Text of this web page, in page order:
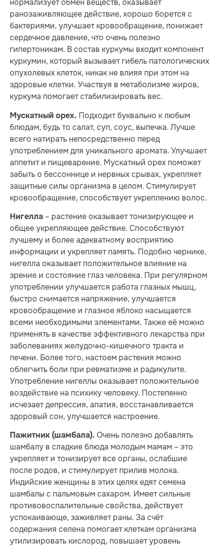
нормализует обмен веществ, оказывает
ранозаживляющее действие, хорошо борется с
бактериями, улучшает кровообращение, понижает
сердечное давление, что очень полезно
гипертоникам. В состав куркумы входит компонент
куркумин, который вызывает гибель патологических
опухолевых клеток, никак не влияя при этом на
здоровые клетки. Участвуя в метаболизме жиров,
куркума помогает стабилизировать вес.
Мускатный орех. Подходит буквально к любым
блюдам, будь то салат, суп, соус, выпечка. Лучше
всего натирать непосредственно перед
употреблением для уникального аромата. Улучшает
аппетит и пищеварение. Мускатный орех поможет
забыть о бессоннице и нервных срывах, укрепляет
защитные силы организма в целом. Стимулирует
кровообращение, способствует укреплению волос.
Нигелла – растение оказывает тонизирующее и
общее укрепляющее действие. Способствуют
лучшему и более адекватному восприятию
информации и укрепляет память. Подобно чернике,
нигелла оказывает положительное влияние на
зрение и состояние глаз человека. При регулярном
употреблении улучшается работа глазных мышц,
быстро снимается напряжение, улучшается
кровообращение и глазное яблоко насыщается
всеми необходимыми элементами. Также её можно
применять в качестве эффективного лекарства при
заболеваниях желудочно-кишечного тракта и
печени. Более того, настоем растения можно
облегчить боли при ревматизме и радикулите.
Употребление нигеллы оказывает положительное
воздействие на психику человеку. Постепенно
исчезает депрессия, апатия, восстанавливается
здоровый сон, улучшается настроение.
Пажитник (шамбала). Очень полезно добавлять
шамбалу в сладкие блюда молодым мамам – это
укрепляет и тонизирует все органы, ослабшие
после родов, и стимулирует прилив молока.
Индийские женщины в этих целях едят семена
шамбалы с пальмовым сахаром. Имеет сильные
противовоспалительные свойства, действует
успокаивающе, заживляет раны. За счёт
содержания селена помогает клеткам организма
утилизировать кислород, повышает уровень